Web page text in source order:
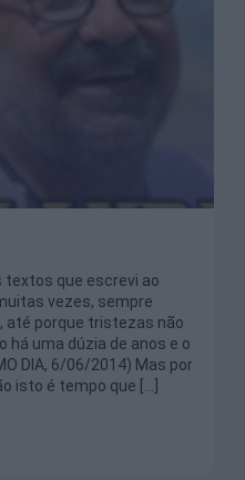
que escrevi ao
vezes, sempre
até porque tristezas não
há uma dúzia de anos e o
DIA, 6/06/2014) Mas por
isto é tempo que […]